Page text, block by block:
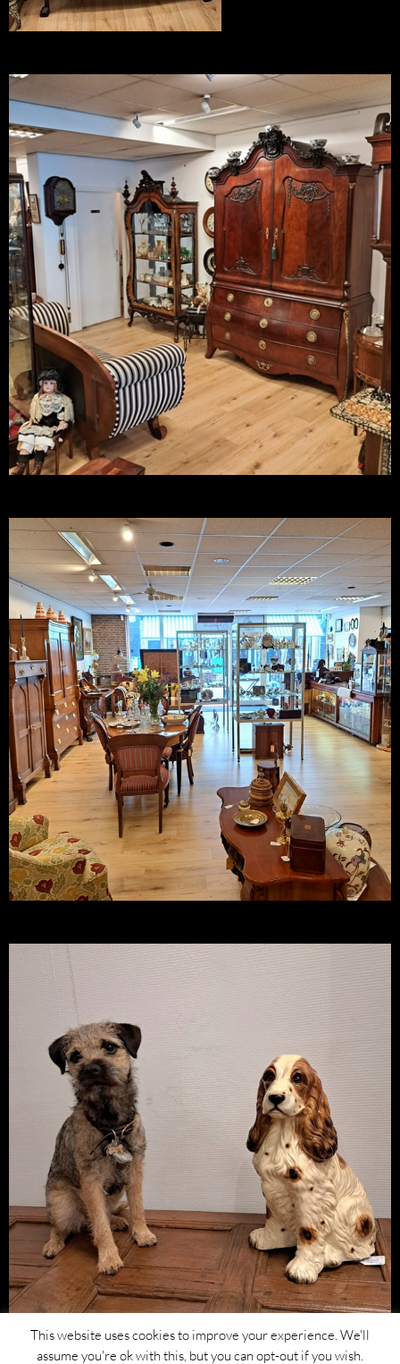
This website uses cookies to improve your experience. We'll
assume you're ok with this, but you can opt-out if you wish.